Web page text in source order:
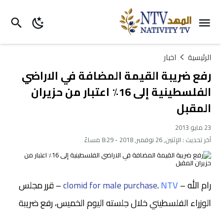
الرئيسية اخبار
رفع ضريبة القيمة المضافة في الاراضي
الفلسطينية إلى 16٪ اعتبار من حزيران
المقبل
23 مايو 2013
آخر تحديث : الإثنين, 26 نوفمبر, 2018 - 8:29 مساءً
رام الله – clomid for male purchase.NTV
– قرر مجلس
الوزراء الفلسطيني خلال جلسته اليوم الخميس، رفع ضريبة